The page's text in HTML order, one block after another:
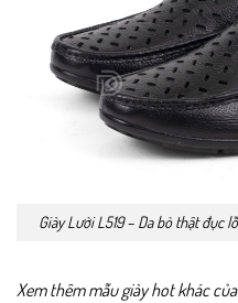
Giày Lười L519 – Da bò thật đục
Xem thêm mẫu giày hot khác